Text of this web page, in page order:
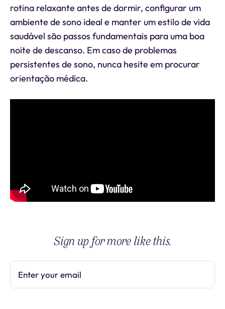
rotina relaxante antes de dormir, configurar um
ambiente de sono ideal e manter um estilo de vida
saudável são passos fundamentais para uma boa
noite de descanso. Em caso de problemas
persistentes de sono, nunca hesite em procurar
orientação médica.
Sign up for more like this.
Enter your email